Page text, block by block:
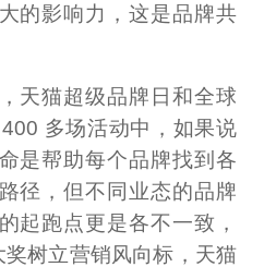
的影响力，这是品牌共
天猫超级品牌日和全球
多场活动中，如果说
是帮助每个品牌找到各
径，但不同业态的品牌
起跑点更是各不一致，
树立营销风向标，天猫